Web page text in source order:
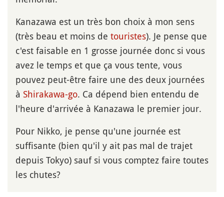
Kanazawa est un très bon choix à mon sens
(très beau et moins de touristes). Je pense que
c'est faisable en 1 grosse journée donc si vous
avez le temps et que ça vous tente, vous
pouvez peut-être faire une des deux journées
à Shirakawa-go. Ca dépend bien entendu de
l'heure d'arrivée à Kanazawa le premier jour.
Pour Nikko, je pense qu'une journée est
suffisante (bien qu'il y ait pas mal de trajet
depuis Tokyo) sauf si vous comptez faire toutes
les chutes?